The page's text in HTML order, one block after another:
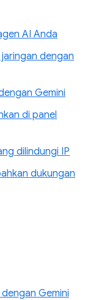
AI Anda
dengan
Gemini
di panel
dilindungi IP
dukungan
Gemini